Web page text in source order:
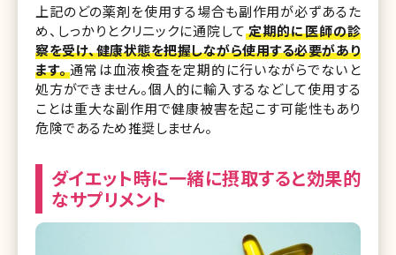
上記のどの薬剤を使用する場合も副作用が必ずあるた
め、しっかりとクリニックに通院して 定期的に医師の診
察を受け、健康状態を把握しながら使用する必要があり
ます。通常は血液検査を定期的に行いながらでないと
処方ができません。個人的に輸入するなどして使用する
ことは重大な副作用で健康被害を起こす可能性もあり
危険であるため推奨しません。
ダイエット時に一緒に摂取すると効果的
なサプリメント